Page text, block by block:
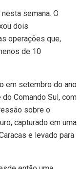
semana. O
dois
operações que,
de 10
em setembro do ano
Comando Sul, com
sobre o
capturado em uma
e levado para